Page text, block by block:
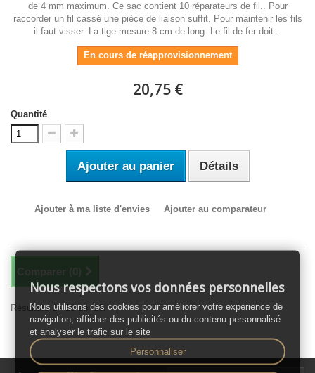
de 4 mm maximum. Ce sac contient 10 réparateurs de fil.. Pour
raccorder un fil cassé une pièce de liaison suffit. Pour maintenir les fils
il faut visser. La tige mesure 8 cm de long. Le fil de fer doit...
En cours de réapprovisionnement
20,75 €
Quantité
Ajouter au panier Détails
Ajouter à ma liste d'envies Ajouter au comparateur
Résultats 1 - 16 sur 16.
Nous respectons vos données personnelles
Nous utilisons des cookies pour améliorer votre expérience de
navigation, afficher des publicités ou du contenu personnalisé
et analyser le trafic sur le site
Personnaliser